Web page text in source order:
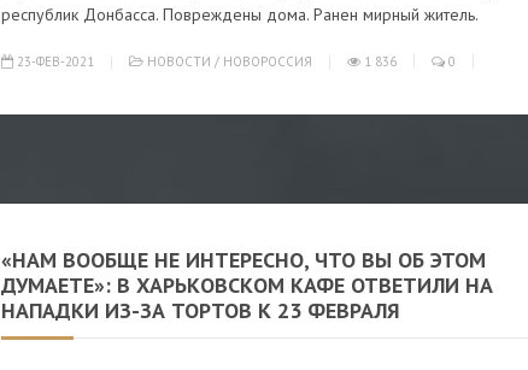
республик Донбасса. Повреждены дома. Ранен мирный житель.
23-ФЕВ-2021 НОВОСТИ / НОВОРОССИЯ 1 836 0
«НАМ ВООБЩЕ НЕ ИНТЕРЕСНО, ЧТО ВЫ ОБ ЭТОМ
ДУМАЕТЕ»: В ХАРЬКОВСКОМ КАФЕ ОТВЕТИЛИ НА
НАПАДКИ ИЗ-ЗА ТОРТОВ К 23 ФЕВРАЛЯ